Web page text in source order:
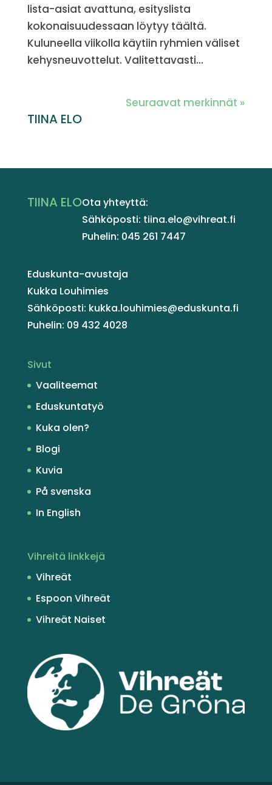
lista-asiat avattuna, esityslista
kokonaisuudessaan löytyy täältä.
Kuluneella viikolla käytiin ryhmien väliset
kehysneuvottelut. Valitettavasti...
Seuraavat merkinnät »
TIINA ELO
TIINA ELOOta yhteyttä:
Sähköposti: tiina.elo@vihreat.fi
Puhelin: 045 261 7447
Eduskunta-avustaja
Kukka Louhimies
Sähköposti: kukka.louhimies@eduskunta.fi
Puhelin: 09 432 4028
Sivut
Vaaliteemat
Eduskuntatyö
Kuka olen?
Blogi
Kuvia
På svenska
In English
Vihreitä linkkejä
Vihreät
Espoon Vihreät
Vihreät Naiset